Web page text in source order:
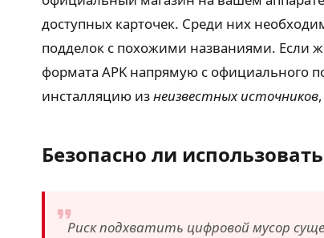
доступных карточек. Среди них
подделок с похожими названиями. Если
формата APK напрямую с официального
инсталляцию изнеизвестных источников
Безопасно ли
Риск подхватить цифровой мусор